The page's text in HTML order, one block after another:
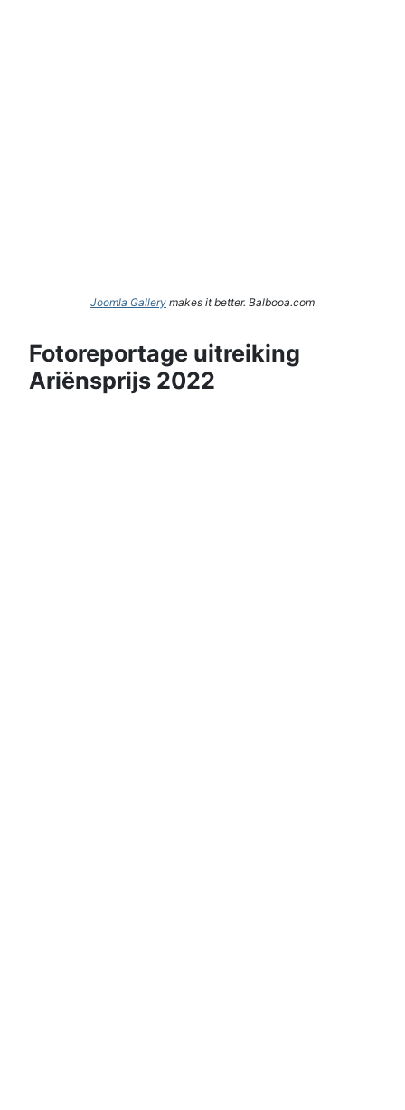
Joomla Gallery makes it better. Balbooa.com
Fotoreportage uitreiking
Ariënsprijs 2022